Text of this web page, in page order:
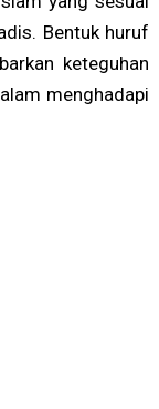
Bentuk huruf
keteguhan
menghadapi